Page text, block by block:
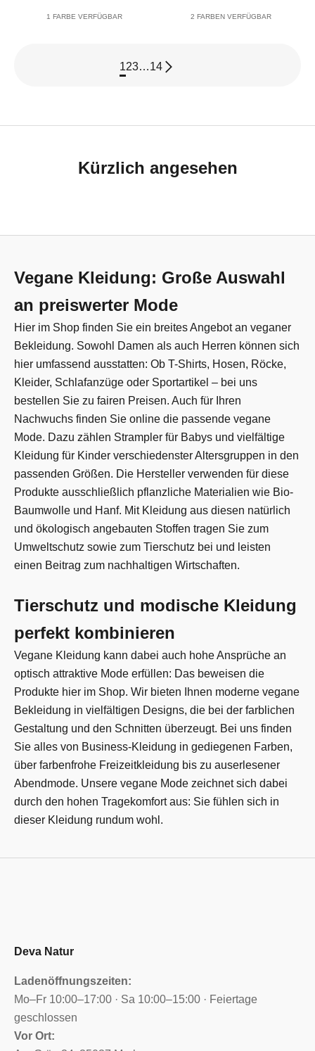
1 FARBE VERFÜGBAR 2 FARBEN VERFÜGBAR
123…14
Kürzlich angesehen
Vegane Kleidung: Große Auswahl
an preiswerter Mode
Hier im Shop finden Sie ein breites Angebot an veganer
Bekleidung. Sowohl Damen als auch Herren können sich
hier umfassend ausstatten: Ob T-Shirts, Hosen, Röcke,
Kleider, Schlafanzüge oder Sportartikel – bei uns
bestellen Sie zu fairen Preisen. Auch für Ihren
Nachwuchs finden Sie online die passende vegane
Mode. Dazu zählen Strampler für Babys und vielfältige
Kleidung für Kinder verschiedenster Altersgruppen in den
passenden Größen. Die Hersteller verwenden für diese
Produkte ausschließlich pflanzliche Materialien wie Bio-
Baumwolle und Hanf. Mit Kleidung aus diesen natürlich
und ökologisch angebauten Stoffen tragen Sie zum
Umweltschutz sowie zum Tierschutz bei und leisten
einen Beitrag zum nachhaltigen Wirtschaften.
Tierschutz und modische Kleidung
perfekt kombinieren
Vegane Kleidung kann dabei auch hohe Ansprüche an
optisch attraktive Mode erfüllen: Das beweisen die
Produkte hier im Shop. Wir bieten Ihnen moderne vegane
Bekleidung in vielfältigen Designs, die bei der farblichen
Gestaltung und den Schnitten überzeugt. Bei uns finden
Sie alles von Business-Kleidung in gediegenen Farben,
über farbenfrohe Freizeitkleidung bis zu auserlesener
Abendmode. Unsere vegane Mode zeichnet sich dabei
durch den hohen Tragekomfort aus: Sie fühlen sich in
dieser Kleidung rundum wohl.
Deva Natur
Ladenöffnungszeiten:
Mo–Fr 10:00–17:00 · Sa 10:00–15:00 · Feiertage
geschlossen
Vor Ort: